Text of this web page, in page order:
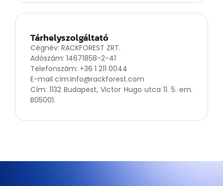
Tárhelyszolgáltató
Cégnév: RACKFOREST ZRT.
Adószám: 14671858-2-41
Telefonszám: +36 1 211 0044
E-mail cím:info@rackforest.com
Cím: 1132 Budapest, Victor Hugo utca 11. 5. em.
B05001.